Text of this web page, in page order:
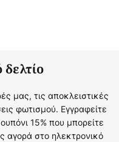
μας, τις αποκλειστικές
φωτισμού. Εγγραφείτε
15% που μπορείτε
στο ηλεκτρονικό